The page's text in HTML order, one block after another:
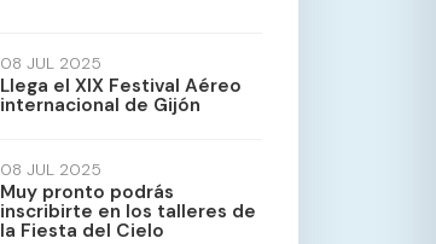
08 JUL 2025
Llega el XIX Festival Aéreo
internacional de Gijón
08 JUL 2025
Muy pronto podrás
inscribirte en los talleres de
la Fiesta del Cielo